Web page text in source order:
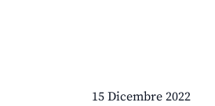
15 Dicembre 2022